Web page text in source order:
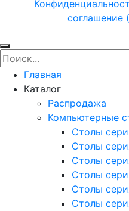
соглашение
Главная
Каталог
Распродажа
Компьютерные
Столы
Столы
Столы
Столы
Столы
Столы